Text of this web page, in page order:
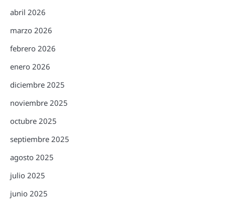
abril 2026
marzo 2026
febrero 2026
enero 2026
diciembre 2025
noviembre 2025
octubre 2025
septiembre 2025
agosto 2025
julio 2025
junio 2025